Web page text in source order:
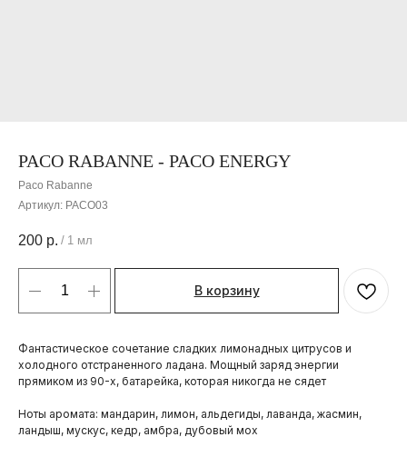
PACO RABANNE - PACO ENERGY
Paco Rabanne
Артикул: PACO03
200 р. / 1 мл
В корзину
Фантастическое сочетание сладких лимонадных цитрусов и
холодного отстраненного ладана. Мощный заряд энергии
прямиком из 90-х, батарейка, которая никогда не сядет
Ноты аромата: мандарин, лимон, альдегиды, лаванда, жасмин,
ландыш, мускус, кедр, амбра, дубовый мох